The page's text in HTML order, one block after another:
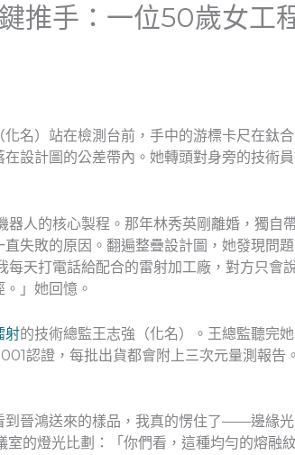
推手：一位50歲女工
名）站在檢測台前，手中的游標卡尺在鈦
設計圖的公差帶內。她轉頭對身旁的技術
人的核心製程。那年林秀英剛離婚，獨自
失敗的原因。翻遍整疊設計圖，她發現
天打電話給配合的雷射加工廠，對方只會
」她回憶。
射的技術總監王志強（化名）。王總監聽完
認證，每批出貨都會附上三次元量測報
到晉鴻送來的樣品，我真的愣住了——邊緣
的燈光比劃：「你們看，這種均勻的熔融